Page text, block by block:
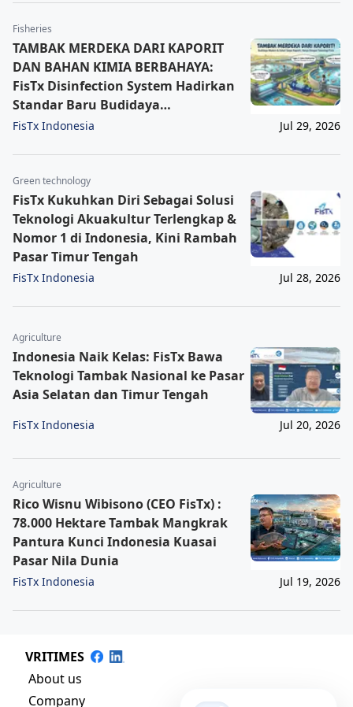
Fisheries
TAMBAK MERDEKA DARI KAPORIT
DAN BAHAN KIMIA BERBAHAYA:
FisTx Disinfection System Hadirkan
Standar Baru Budidaya
Berkelanjutan
FisTx Indonesia Jul 29, 2026
Green technology
FisTx Kukuhkan Diri Sebagai Solusi
Teknologi Akuakultur Terlengkap &
Nomor 1 di Indonesia, Kini Rambah
Pasar Timur Tengah
FisTx Indonesia Jul 28, 2026
Agriculture
Indonesia Naik Kelas: FisTx Bawa
Teknologi Tambak Nasional ke Pasar
Asia Selatan dan Timur Tengah
FisTx Indonesia Jul 20, 2026
Agriculture
Rico Wisnu Wibisono (CEO FisTx) :
78.000 Hektare Tambak Mangkrak
Pantura Kunci Indonesia Kuasai
Pasar Nila Dunia
FisTx Indonesia Jul 19, 2026
VRITIMES
About us
Company